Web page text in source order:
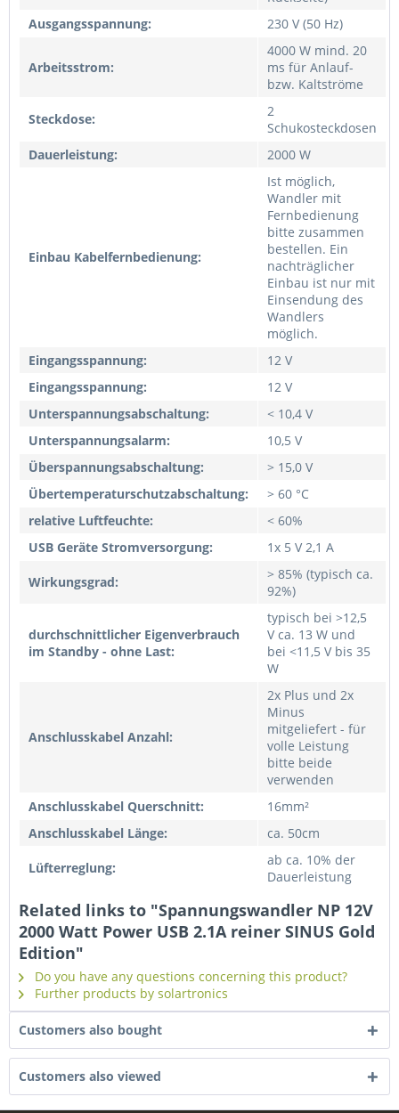
Ausgangsspannung:
230 V (50 Hz)
Arbeitsstrom:
4000 W mind. 20
ms für Anlauf-
bzw. Kaltströme
Steckdose:
2
Schukosteckdosen
Dauerleistung:
2000 W
Einbau Kabelfernbedienung:
Ist möglich,
Wandler mit
Fernbedienung
bitte zusammen
bestellen. Ein
nachträglicher
Einbau ist nur mit
Einsendung des
Wandlers
möglich.
Eingangsspannung:
12 V
Eingangsspannung:
12 V
Unterspannungsabschaltung:
< 10,4 V
Unterspannungsalarm:
10,5 V
Überspannungsabschaltung:
> 15,0 V
Übertemperaturschutzabschaltung:
> 60 °C
relative Luftfeuchte:
< 60%
USB Geräte Stromversorgung:
1x 5 V 2,1 A
Wirkungsgrad:
> 85% (typisch ca.
92%)
durchschnittlicher Eigenverbrauch
im Standby - ohne Last:
typisch bei >12,5
V ca. 13 W und
bei <11,5 V bis 35
W
Anschlusskabel Anzahl:
2x Plus und 2x
Minus
mitgeliefert - für
volle Leistung
bitte beide
verwenden
Anschlusskabel Querschnitt:
16mm²
Anschlusskabel Länge:
ca. 50cm
Lüfterreglung:
ab ca. 10% der
Dauerleistung
Related links to "Spannungswandler NP 12V
2000 Watt Power USB 2.1A reiner SINUS Gold
Edition"
Do you have any questions concerning this product?
Further products by solartronics
Customers also bought
Customers also viewed